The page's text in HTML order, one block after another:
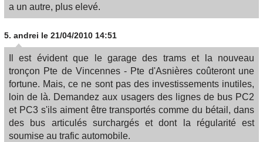
a un autre, plus elevé.
5. andrei le 21/04/2010 14:51
Il est évident que le garage des trams et la nouveau
tronçon Pte de Vincennes - Pte d'Asnières coûteront une
fortune. Mais, ce ne sont pas des investissements inutiles,
loin de là. Demandez aux usagers des lignes de bus PC2
et PC3 s'ils aiment être transportés comme du bétail, dans
des bus articulés surchargés et dont la régularité est
soumise au trafic automobile.